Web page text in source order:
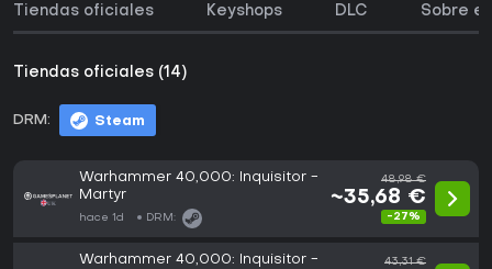
Tiendas oficiales Keyshops DLC Sobre
Tiendas oficiales (14)
DRM: Steam
Warhammer 40,000: Inquisitor -
Martyr
hace 1d DRM:
48,98 €
~35,68 €
-27%
Warhammer 40,000: Inquisitor -
43,31 €